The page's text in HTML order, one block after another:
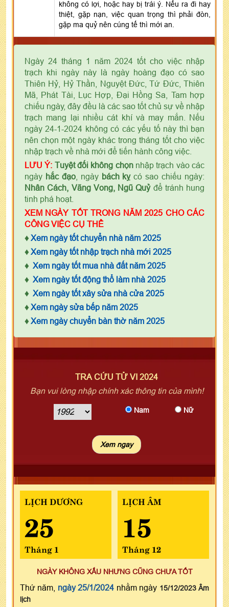
không có lợi, hoặc hay bị trái ý. Nếu ra đi hay
thiệt, gặp nạn, việc quan trọng thì phải đòn,
gặp ma quỷ nên cúng tế thì mới an.
Ngày 24 tháng 1 năm 2024 tốt cho việc nhập
trạch khi ngày này là ngày hoàng đạo có sao
Thiên Hỷ, Hỷ Thần, Nguyệt Đức, Tứ Đức, Thiên
Mã, Phát Tài, Lục Hợp, Đại Hồng Sa, Tam hợp
chiếu ngày, đây đều là các sao tốt chủ sự về nhập
trạch mang lại nhiều cát khí và may mắn. Nếu
ngày 24-1-2024 không có các yếu tố này thì bạn
nên chọn một ngày khác trong tháng tốt cho việc
nhập trạch về nhà mới để tiến hành công việc.
LƯU Ý: Tuyệt đối không chọnnhập trạch vào các
ngày hắc đạo, ngày bách kỵcó sao chiếu ngày:
Nhân Cách, Vãng Vong, Ngũ Quỷđể tránh hung
tinh phá hoạt.
XEM NGÀY TỐT TRONG NĂM 2025 CHO CÁC
CÔNG VIỆC CỤ THỂ
♦ Xem ngày tốt chuyển nhà năm 2025
♦ Xem ngày tốt nhập trạch nhà mới 2025
♦ Xem ngày tốt mua nhà đất năm 2025
♦ Xem ngày tốt động thổ làm nhà 2025
♦ Xem ngày tốt xây sửa nhà cửa 2025
♦ Xem ngày sửa bếp năm 2025
♦ Xem ngày chuyển bàn thờ năm 2025
TRA CỨU TỬ VI 2024
Bạn vui lòng nhập chính xác thông tin của mình!
Nam Nữ
LỊCH DƯƠNG
25
Tháng 1
LỊCH ÂM
15
Tháng 12
NGÀY KHÔNG XẤU NHƯNG CŨNG CHƯA TỐT
Thứ năm, ngày 25/1/2024 nhằm ngày 15/12/2023 Âm
lịch